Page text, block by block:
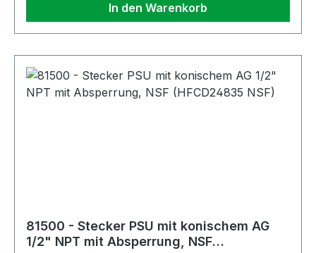
In den Warenkorb
81500 - Stecker PSU mit konischem AG
1/2" NPT mit Absperrung, NSF